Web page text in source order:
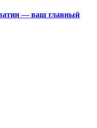
— ваш главный